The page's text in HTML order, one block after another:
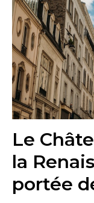
Le
la
portée